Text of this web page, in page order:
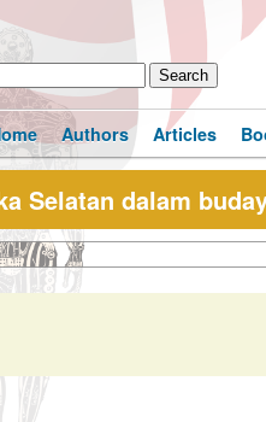
Authors Articles
Selatan dalam